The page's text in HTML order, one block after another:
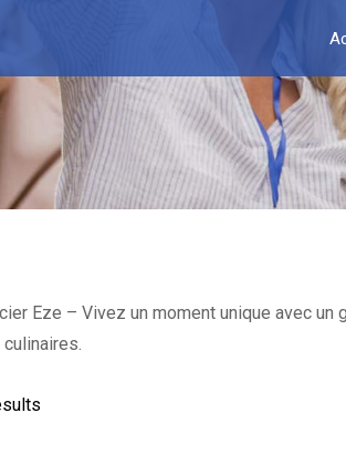
Eze – Vivez un moment unique avec